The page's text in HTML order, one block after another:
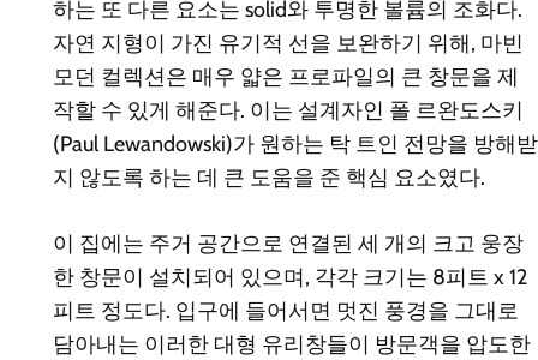
하는 또 다른 요소는 solid와 투명한 볼륨의 조화다.
자연 지형이 가진 유기적 선을 보완하기 위해, 마빈
모던 컬렉션은 매우 얇은 프로파일의 큰 창문을 제
작할 수 있게 해준다. 이는 설계자인 폴 르완도스키
(Paul Lewandowski)가 원하는 탁 트인 전망을 방해받
지 않도록 하는 데 큰 도움을 준 핵심 요소였다.
이 집에는 주거 공간으로 연결된 세 개의 크고 웅장
한 창문이 설치되어 있으며, 각각 크기는 8피트 x 12
피트 정도다. 입구에 들어서면 멋진 풍경을 그대로
담아내는 이러한 대형 유리창들이 방문객을 압도한